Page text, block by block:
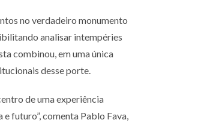
no verdadeiro monumento
analisar intempéries
combinou, em uma única
desse porte.
de uma experiência
futuro”, comenta Pablo Fava,